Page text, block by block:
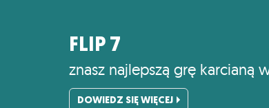
FLIP 7
znasz najlepszą grę karcianą
DOWIEDZ SIĘ WIĘCEJ